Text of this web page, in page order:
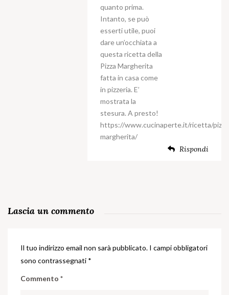
quanto prima.
Intanto, se può
esserti utile, puoi
dare un’occhiata a
questa ricetta della
Pizza Margherita
fatta in casa come
in pizzeria. E’
mostrata la
stesura. A presto!
https://www.cucinaperte.it/ricetta/
margherita/
Rispondi
Lascia un commento
Il tuo indirizzo email non sarà pubblicato. I campi obbligatori
sono contrassegnati *
Commento *